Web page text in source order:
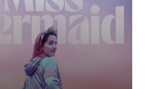
Réalisé par Eric Fraticelli